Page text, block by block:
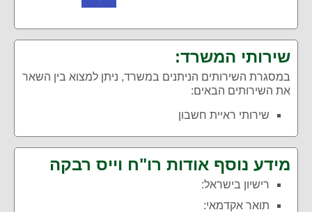
שירותי המשרד:
במסגרת השירותים הניתנים במשרד, ניתן למצוא בין השאר
את השירותים הבאים:
שירותי ראיית חשבון
מידע נוסף אודות רו"ח וייס רבקה
רישיון בישראל:
תואר אקדמאי: